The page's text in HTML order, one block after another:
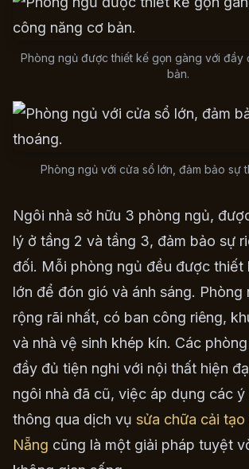
Phòng ngủ được thiết kế gọn gàng với đầy
bản.
Phòng ngủ với cửa sổ lớn, đảm bảo sự
Ngôi nhà sở hữu 3 phòng ngủ,
lý ở tầng 2 và tầng 3, đảm bảo sự
đối. Mỗi phòng ngủ đều được thiết
lớn để đón gió và ánh sáng. Phòng
rộng rãi nhất, có ban công riêng,
và nhà vệ sinh khép kín. Các
đầy đủ tiện nghi với nội thất hiện
ngôi nhà đã cũ, việc áp dụng các
thông qua dịch vụ sửa chữa cải tạo
Nẵng cũng là một giải pháp tuyệt